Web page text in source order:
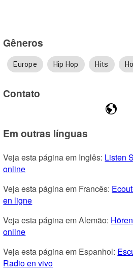
Gêneros
Europe Hip Hop Hits
Contato
Em outras línguas
Veja esta página em Inglês: Listen
online
Veja esta página em Francês:
en ligne
Veja esta página em Alemão:
online
Veja esta página em Espanhol:
Radio en vivo